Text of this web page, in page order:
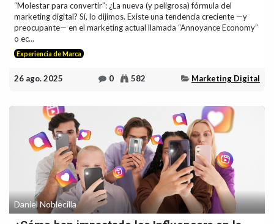
“Molestar para convertir”: ¿La nueva (y peligrosa) fórmula del
marketing digital? Sí, lo dijimos. Existe una tendencia creciente —y
preocupante— en el marketing actual llamada “Annoyance Economy”
o ec...
Experiencia de Marca
26 ago. 2025 0 582 Marketing Digital
Daniel Noblecilla